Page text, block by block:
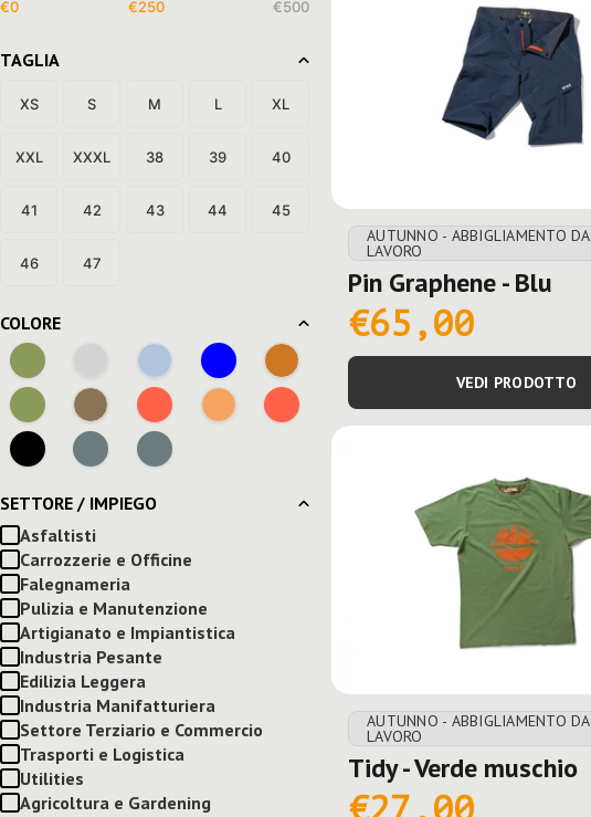
€0 €250 €500
TAGLIA
XS S M L XL
XXL XXXL 38 39 40
41 42 43 44 45
46 47
COLORE
SETTORE / IMPIEGO
Asfaltisti
Carrozzerie e Officine
Falegnameria
Pulizia e Manutenzione
Artigianato e Impiantistica
Industria Pesante
Edilizia Leggera
Industria Manifatturiera
Settore Terziario e Commercio
Trasporti e Logistica
Utilities
Agricoltura e Gardening
AUTUNNO - ABBIGLIAMENTO DA
LAVORO
Pin Graphene - Blu
€65,00
VEDI PRODOTTO
AUTUNNO - ABBIGLIAMENTO DA
LAVORO
Tidy - Verde muschio